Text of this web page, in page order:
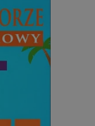
z podstawowych
kontem. Bez